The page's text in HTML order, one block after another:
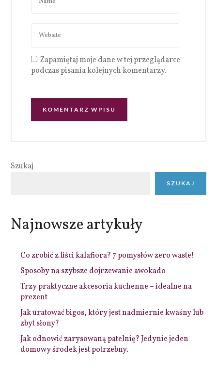
Zapamiętaj moje dane w tej przeglądarce
podczas pisania kolejnych komentarzy.
Szukaj
SZUKAJ
Najnowsze artykuły
Co zrobić z liści kalafiora? 7 pomysłów zero waste!
Sposoby na szybsze dojrzewanie awokado
Trzy praktyczne akcesoria kuchenne – idealne na
prezent
Jak uratować bigos, który jest nadmiernie kwaśny lub
zbyt słony?
Jak odnowić zarysowaną patelnię? Jedynie jeden
domowy środek jest potrzebny.